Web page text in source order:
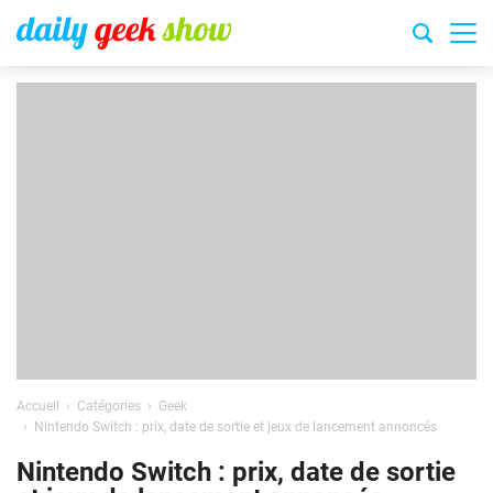
Accueil Catégories
Geek
Nintendo Switch : prix, date de sortie et jeux de lancement annoncés
Nintendo Switch : prix, date de sortie